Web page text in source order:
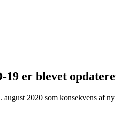
19 er blevet
august 2020 som konsekvens af